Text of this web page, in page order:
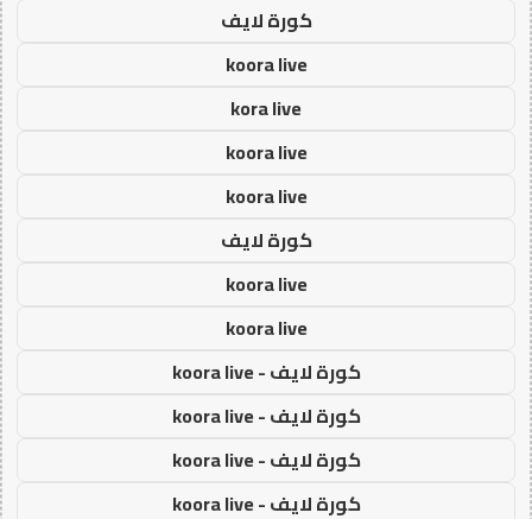
كورة لايف
koora live
kora live
koora live
koora live
كورة لايف
koora live
koora live
كورة لايف - koora live
كورة لايف - koora live
كورة لايف - koora live
كورة لايف - koora live